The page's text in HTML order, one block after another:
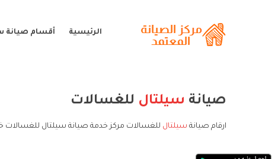
الرئيسية أقسام صيانة
صيانة سيلتال للغسالات
ارقام صيانة سيلتال للغسالات مركز خدمة صيانة سيلتال